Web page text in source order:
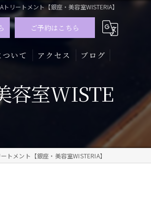
リートメント【銀座・美容室WISTERIA】
ご予約はこちら
いて アクセス ブログ
容室WISTE
トメント【銀座・美容室WISTERIA】